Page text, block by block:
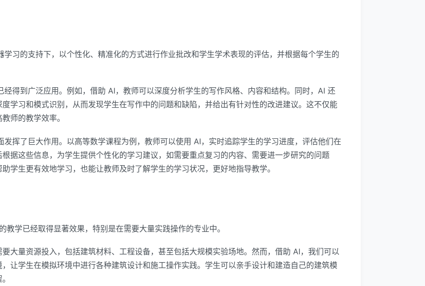
习的支持下，以个性化、精准化的方式进行作业批改和学生学术表现的评估，并根据每个学生的
得到广泛应用。例如，借助 AI，教师可以深度分析学生的写作风格、内容和结构。同时，AI 还
学习和模式识别，从而发现学生在写作中的问题和缺陷，并给出有针对性的改进建议。这不仅能
师的教学效率。
挥了巨大作用。以高等数学课程为例，教师可以使用 AI，实时追踪学生的学习进度，评估他们在
据这些信息，为学生提供个性化的学习建议，如需要重点复习的内容、需要进一步研究的问题
学生更有效地学习，也能让教师及时了解学生的学习状况，更好地指导教学。
学已经取得显著效果，特别是在需要大量实践操作的专业中。
大量资源投入，包括建筑材料、工程设备，甚至包括大规模实验场地。然而，借助 AI，我们可以
让学生在模拟环境中进行各种建筑设计和施工操作实践。学生可以亲手设计和建造自己的建筑模